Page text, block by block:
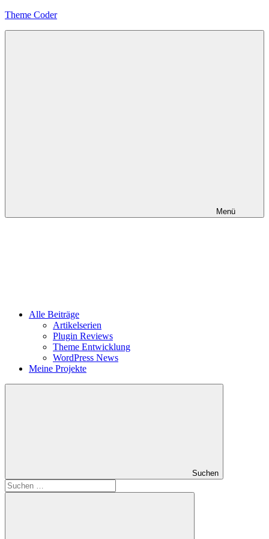
Zum
Theme Coder
Menü
Alle Beiträge
Artikelserien
Plugin Reviews
Theme Entwicklung
WordPress News
Meine Projekte
Suchen
Suchen
nach: